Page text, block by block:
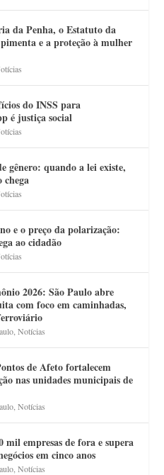
da Penha, o Estatuto da
e a proteção à mulher
do INSS para
é justiça social
gênero: quando a lei existe,
chega
e o preço da polarização:
ao cidadão
2026: São Paulo abre
com foco em caminhadas,
,Notícias
de Afeto fortalecem
nas unidades municipais de
,Notícias
mil empresas de fora e supera
em cinco anos
,Notícias